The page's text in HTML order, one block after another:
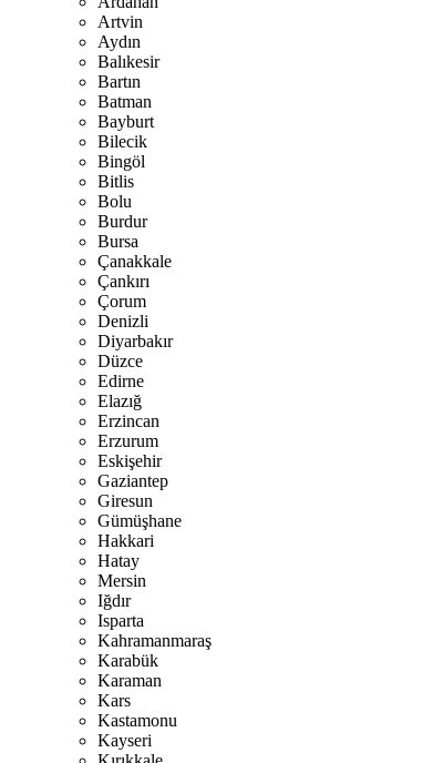
Artvin
Aydın
Balıkesir
Bartın
Batman
Bayburt
Bilecik
Bingöl
Bitlis
Bolu
Burdur
Bursa
Çanakkale
Çankırı
Çorum
Denizli
Diyarbakır
Düzce
Edirne
Elazığ
Erzincan
Erzurum
Eskişehir
Gaziantep
Giresun
Gümüşhane
Hakkari
Hatay
Mersin
Iğdır
Isparta
Kahramanmaraş
Karabük
Karaman
Kars
Kastamonu
Kayseri